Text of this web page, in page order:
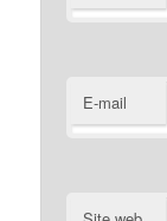
E-mail